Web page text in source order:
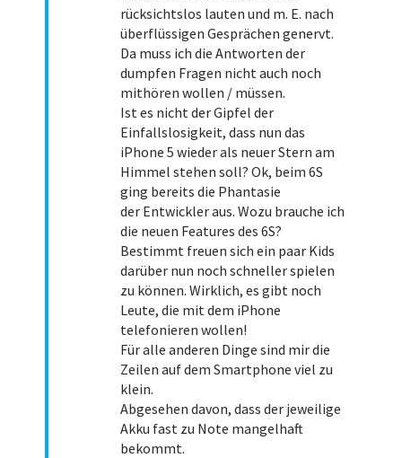
rücksichtslos lauten und m. E. nach
überflüssigen Gesprächen genervt.
Da muss ich die Antworten der
dumpfen Fragen nicht auch noch
mithören wollen / müssen.
Ist es nicht der Gipfel der
Einfallslosigkeit, dass nun das
iPhone 5 wieder als neuer Stern am
Himmel stehen soll? Ok, beim 6S
ging bereits die Phantasie
der Entwickler aus. Wozu brauche ich
die neuen Features des 6S?
Bestimmt freuen sich ein paar Kids
darüber nun noch schneller spielen
zu können. Wirklich, es gibt noch
Leute, die mit dem iPhone
telefonieren wollen!
Für alle anderen Dinge sind mir die
Zeilen auf dem Smartphone viel zu
klein.
Abgesehen davon, dass der jeweilige
Akku fast zu Note mangelhaft
bekommt.